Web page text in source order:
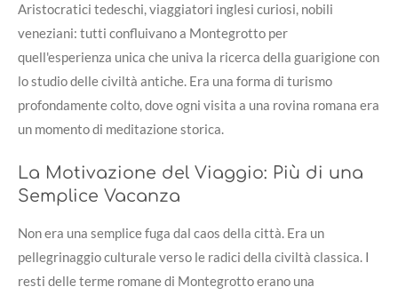
Aristocratici tedeschi, viaggiatori inglesi curiosi, nobili
veneziani: tutti confluivano a Montegrotto per
quell'esperienza unica che univa la ricerca della guarigione con
lo studio delle civiltà antiche. Era una forma di turismo
profondamente colto, dove ogni visita a una rovina romana era
un momento di meditazione storica.
La Motivazione del Viaggio: Più di una
Semplice Vacanza
Non era una semplice fuga dal caos della città. Era un
pellegrinaggio culturale verso le radici della civiltà classica. I
resti delle terme romane di Montegrotto erano una